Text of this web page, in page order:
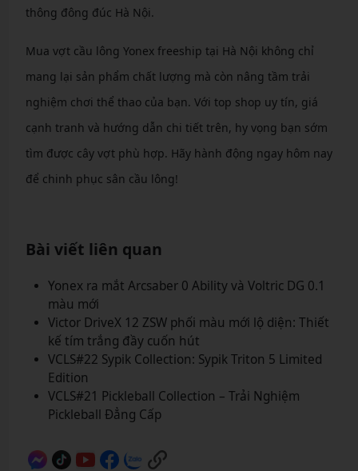
thông đông đúc Hà Nội.
Mua vợt cầu lông Yonex freeship tại Hà Nội không chỉ
mang lại sản phẩm chất lượng mà còn nâng tầm trải
nghiệm chơi thể thao của bạn. Với top shop uy tín, giá
cạnh tranh và hướng dẫn chi tiết trên, hy vọng bạn sớm
tìm được cây vợt phù hợp. Hãy hành động ngay hôm nay
để chinh phục sân cầu lông!
Bài viết liên quan
Yonex ra mắt Arcsaber 0 Ability và Voltric DG 0.1
màu mới
Victor DriveX 12 ZSW phối màu mới lộ diện: Thiết
kế tím trắng đầy cuốn hút
VCLS#22 Sypik Collection: Sypik Triton 5 Limited
Edition
VCLS#21 Pickleball Collection – Trải Nghiệm
Pickleball Đẳng Cấp